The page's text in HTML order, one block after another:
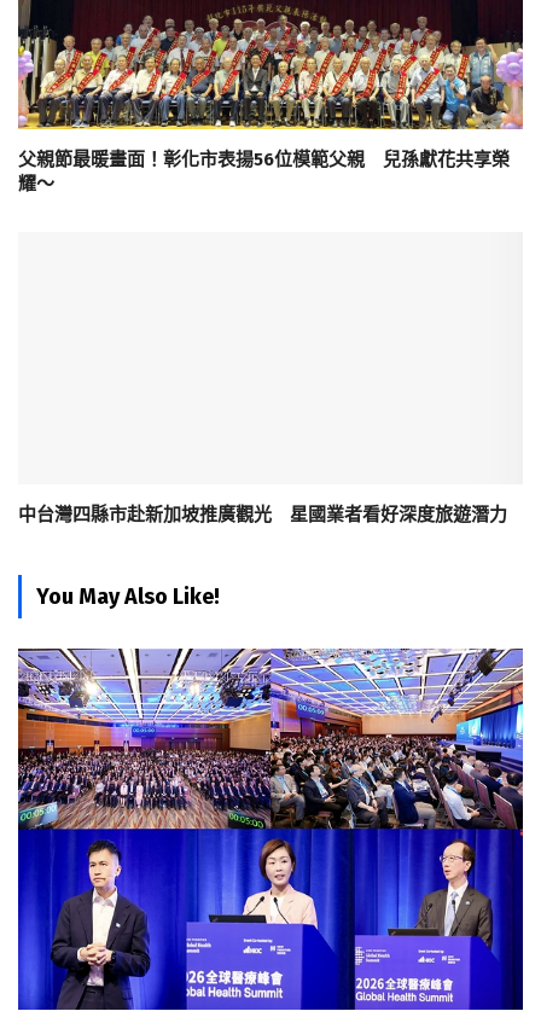
父親節最暖畫面！彰化市表揚56位模範父親 兒孫獻花共享榮
耀～
中台灣四縣市赴新加坡推廣觀光 星國業者看好深度旅遊潛力
You May Also Like!